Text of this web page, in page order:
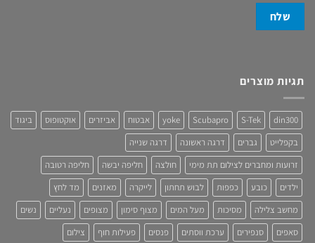
תגיות מוצרים
din300
S-Tek
Scubapro
yoke אבטוח אביזרים אוקטופוס
ביגוד
בקפלייט
גברים דרגה ראשונה
דרגה שנייה
זרועות ומחברים לצילום תת מימי
חולצה חליפה יבשה
חליפה רטובה
ילדים
כובע כפפות לבוש תחתון לייקרה מאזנים
מד לחץ
מחשב צלילה
מסיכות מעל המים מצוף סימון מצופים נעליים
נשים
סאפים
סנפירים ערכת ווסתים פנסים פעילות חוף
צילום